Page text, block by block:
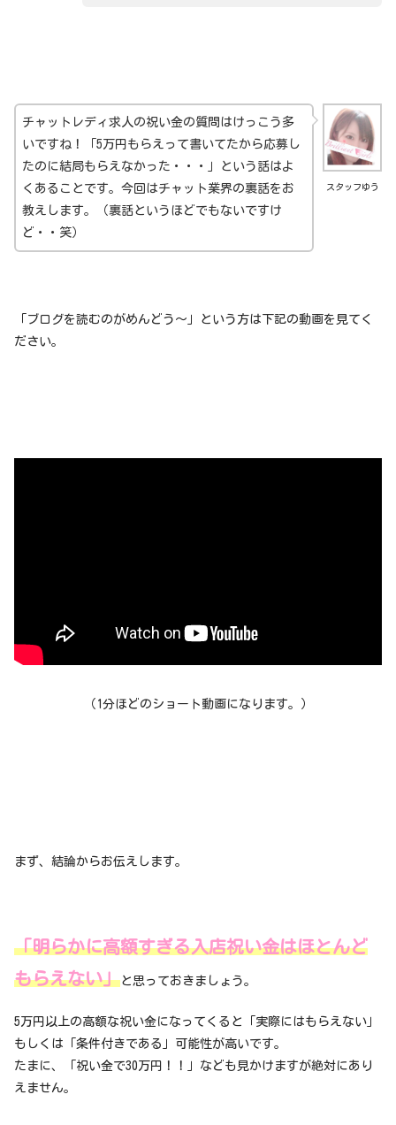
スタッフゆう
チャットレディ求人の祝い金の質問はけっこう多
いですね！「5万円もらえって書いてたから応募し
たのに結局もらえなかった・・・」という話はよ
くあることです。今回はチャット業界の裏話をお
教えします。（裏話というほどでもないですけ
ど・・笑）
「ブログを読むのがめんどう～」という方は下記の動画を見てく
ださい。
（1分ほどのショート動画になります。）
まず、結論からお伝えします。
「明らかに高額すぎる入店祝い金はほとんど
もらえない」と思っておきましょう。
5万円以上の高額な祝い金になってくると「実際にはもらえない」
もしくは「条件付きである」可能性が高いです。
たまに、「祝い金で30万円！！」なども見かけますが絶対にあり
えません。